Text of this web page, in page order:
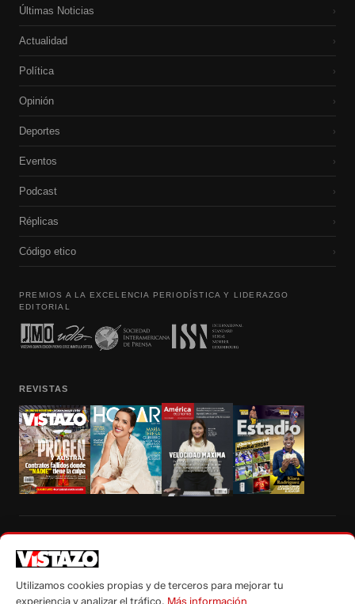
Últimas Noticias ›
Actualidad ›
Política ›
Opinión ›
Deportes ›
Eventos ›
Podcast ›
Réplicas ›
Código etico ›
PREMIOS A LA EXCELENCIA PERIODÍSTICA Y LIDERAZGO
EDITORIAL
REVISTAS
autorización escrita de su titular, de todos los contenidos de Vistazo.com.
Utilizamos cookies propias y de terceros para mejorar tu
experiencia y analizar el tráfico. Más información